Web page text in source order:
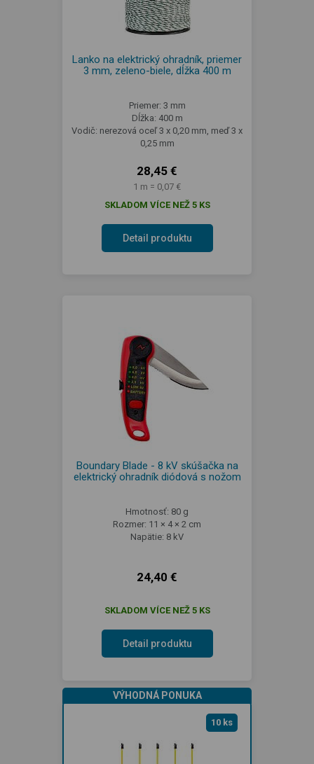
Lanko na elektrický ohradník, priemer
3 mm, zeleno-biele, dĺžka 400 m
Priemer: 3 mm
Dĺžka: 400 m
Vodič: nerezová oceľ 3 x 0,20 mm, meď 3 x
0,25 mm
28,45 €
1 m = 0,07 €
SKLADOM VÍCE NEŽ 5 KS
Detail produktu
Boundary Blade - 8 kV skúšačka na
elektrický ohradník diódová s nožom
Hmotnosť: 80 g
Rozmer: 11 × 4 × 2 cm
Napätie: 8 kV
24,40 €
SKLADOM VÍCE NEŽ 5 KS
Detail produktu
VÝHODNÁ PONUKA
10 ks